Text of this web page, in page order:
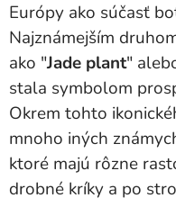
Európy ako súčasť
Najznámejším
ako "Jade plant"
stala symbolom
Okrem tohto
mnoho iných
ktoré majú rôzne
drobné kríky a po